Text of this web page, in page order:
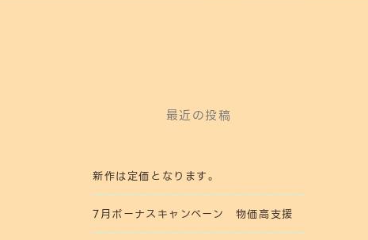
最近の投稿
新作は定価となります。
7月ボーナスキャンペーン 物価高支援